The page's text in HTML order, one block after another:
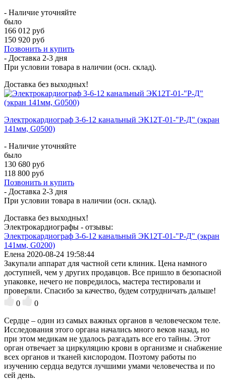
- Наличие уточняйте
было
166 012 руб
150 920 руб
Позвонить и купить
- Доставка 2-3 дня
При условии товара в наличии (осн. склад).
Доставка без выходных!
Электрокардиограф 3-6-12 канальный ЭК12Т-01-"Р-Д" (экран
141мм, G0500)
- Наличие уточняйте
было
130 680 руб
118 800 руб
Позвонить и купить
- Доставка 2-3 дня
При условии товара в наличии (осн. склад).
Доставка без выходных!
Электрокардиографы - отзывы:
Электрокардиограф 3-6-12 канальный ЭК12Т-01-"Р-Д" (экран
141мм, G0200)
Елена 2020-08-24 19:58:44
Закупали аппарат для частной сети клиник. Цена намного
доступней, чем у других продавцов. Все пришло в безопасной
упаковке, нечего не повредилось, мастера тестировали и
проверяли. Спасибо за качество, будем сотрудничать дальше!
0
0
Сердце – один из самых важных органов в человеческом теле.
Исследования этого органа начались много веков назад, но
при этом медикам не удалось разгадать все его тайны. Этот
орган отвечает за циркуляцию крови в организме и снабжение
всех органов и тканей кислородом. Поэтому работы по
изучению сердца ведутся лучшими умами человечества и по
сей день.